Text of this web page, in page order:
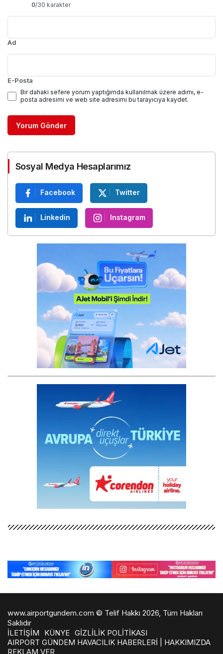
0/30 karakter
Ad
E-Posta
Bir dahaki sefere yorum yaptığımda kullanılmak üzere adımı, e-
posta adresimi ve web site adresimi bu tarayıcıya kaydet.
Yorum Gönder
Sosyal Medya Hesaplarımız
Facebook Twitter
Linkedin Instagram
www.airportgundem.com © Telif Hakkı 2026, Tüm Hakları
Saklıdır
İLETİŞİM
KÜNYE GİZLİLİK POLİTİKASI
AIRPORT GÜNDEM HAVACILIK HABERLERİ | HAKKIMIZDA
REKLAM VER